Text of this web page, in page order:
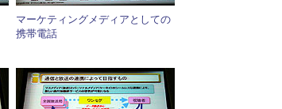
マーケティングメディアとしての
携帯電話